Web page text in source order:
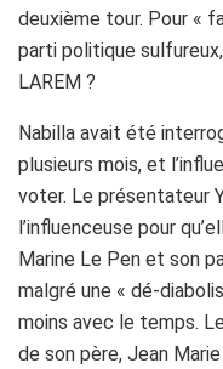
deuxième tour. Pour «
parti politique
LAREM ?
Nabilla avait été
plusieurs mois, et
voter. Le présentateur
l’influenceuse pour
Marine Le Pen et son
malgré une « dé-
moins avec le temps.
de son père, Jean